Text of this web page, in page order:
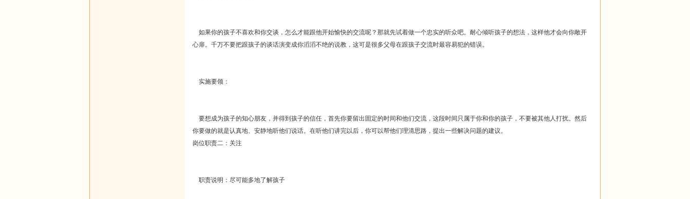
如果你的孩子不喜欢和你交谈，怎么才能跟他开始愉快的交流呢？那就先试着做一个忠实的听众吧。耐心倾听孩子的想法，这样他才会向你敞开
心扉。千万不要把跟孩子的谈话演变成你滔滔不绝的说教，这可是很多父母在跟孩子交流时最容易犯的错误。
实施要领：
要想成为孩子的知心朋友，并得到孩子的信任，首先你要留出固定的时间和他们交流，这段时间只属于你和你的孩子，不要被其他人打扰。然后
你要做的就是认真地、安静地听他们说话。在听他们讲完以后，你可以帮他们理清思路，提出一些解决问题的建议。
岗位职责二：关注
职责说明：尽可能多地了解孩子